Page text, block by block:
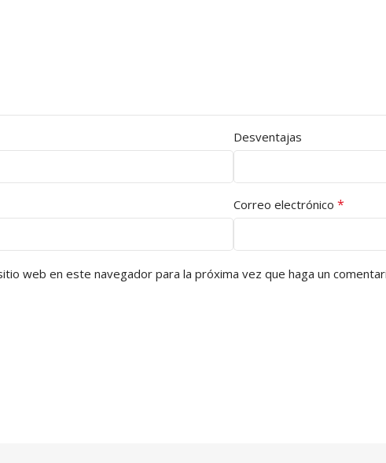
Desventajas
Correo electrónico *
web en este navegador para la próxima vez que haga un